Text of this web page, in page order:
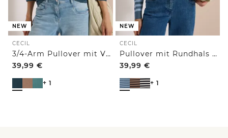
NEW
CECIL
3/4-Arm Pullover mit V-Neck und Strukturfront
39,99 €
+ 1
NEW
CECIL
Pullover mit Rundhals und Streifen
39,99 €
+ 1